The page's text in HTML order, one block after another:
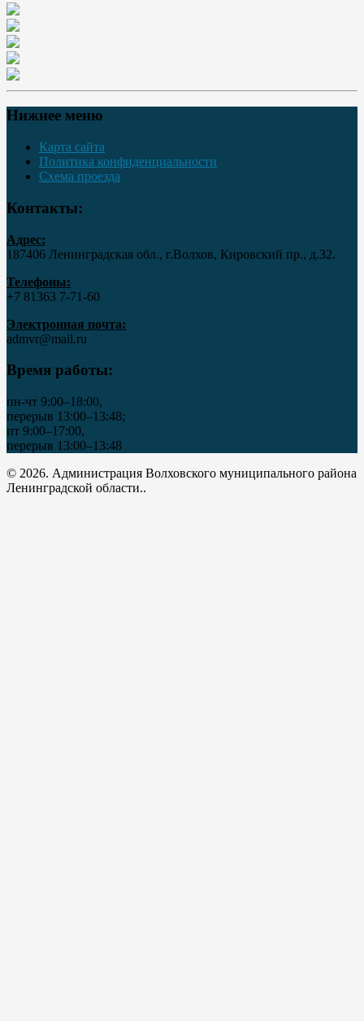
Нижнее меню
Карта сайта
Политика конфиденциальности
Схема проезда
Контакты:
Адрес:
187406 Ленинградская обл., г.Волхов, Кировский пр., д.32.
Телефоны:
+7 81363 7‑71-60
Электронная почта:
admvr@mail.ru
Время работы:
пн-чт 9:00–18:00,
перерыв 13:00–13:48;
пт 9:00–17:00,
перерыв 13:00–13:48
© 2026. Администрация Волховского муниципального района
Ленинградской области..